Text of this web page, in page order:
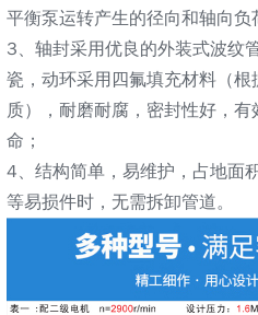
平衡泵运转产生的径向和轴向负
3、轴封采用优良的外装式波纹
瓷，动环采用四氟填充材料（
质），耐磨耐腐，密封性好，
命；
4、结构简单，易维护，占地面
等易损件时，无需拆卸管道。